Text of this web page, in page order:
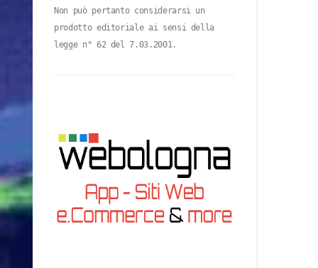
Non può pertanto considerarsi un
prodotto editoriale ai sensi della
legge n° 62 del 7.03.2001.